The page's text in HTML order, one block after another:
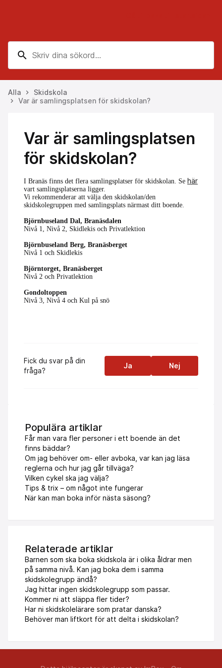
search
Alla keyboard_arrow_right Skidskola
keyboard_arrow_right Var är samlingsplatsen för skidskolan?
Var är samlingsplatsen
för skidskolan?
I Branäs finns det flera samlingsplatser för skidskolan. Se här
vart samlingsplatserna ligger.
Vi rekommenderar att välja den skidskolan/den
skidskolegruppen med samlingsplats närmast ditt boende.
Björnbuseland Dal, Branäsdalen
Nivå 1, Nivå 2, Skidlekis och Privatlektion
Björnbuseland Berg, Branäsberget
Nivå 1 och Skidlekis
Björntorget, Branäsberget
Nivå 2 och Privatlektion
Gondoltoppen
Nivå 3, Nivå 4 och Kul på snö
Fick du svar på din
fråga?
Ja Nej
Populära artiklar
Får man vara fler personer i ett boende än det
finns bäddar?
Om jag behöver om- eller avboka, var kan jag läsa
reglerna och hur jag går tillväga?
Vilken cykel ska jag välja?
Tips & trix – om något inte fungerar
När kan man boka inför nästa säsong?
Relaterade artiklar
Barnen som ska boka skidskola är i olika åldrar men
på samma nivå. Kan jag boka dem i samma
skidskolegrupp ändå?
Jag hittar ingen skidskolegrupp som passar.
Kommer ni att släppa fler tider?
Har ni skidskolelärare som pratar danska?
Behöver man liftkort för att delta i skidskolan?